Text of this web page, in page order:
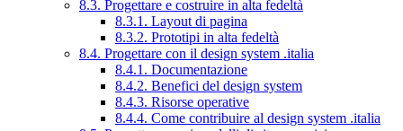
8.3. Progettare e costruire in alta fedeltà
8.3.1. Layout di pagina
8.3.2. Prototipi in alta fedeltà
8.4. Progettare con il design system .italia
8.4.1. Documentazione
8.4.2. Benefici del design system
8.4.3. Risorse operative
8.4.4. Come contribuire al design system .italia